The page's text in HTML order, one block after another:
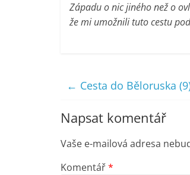
Západu o nic jiného než o
že mi umožnili tuto cestu
← Cesta do Běloruska
Napsat komentář
Vaše e-mailová adresa
Komentář*